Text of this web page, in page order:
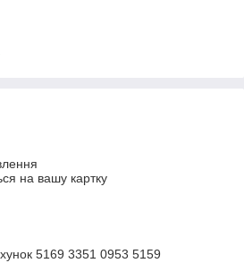
на вашу картку
5169 3351 0953 5159